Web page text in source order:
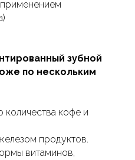
применением
зубной
по нескольким
кофе и
продуктов.
витаминов,